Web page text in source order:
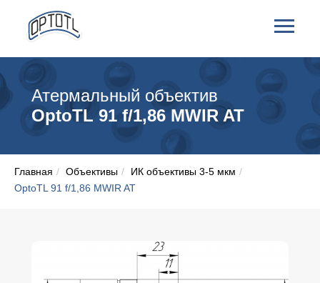
Атермальный объектив
OptoTL 91 f/1,86 MWIR AT
Главная / Объективы / ИК объективы 3-5 мкм /
OptoTL 91 f/1,86 MWIR AT